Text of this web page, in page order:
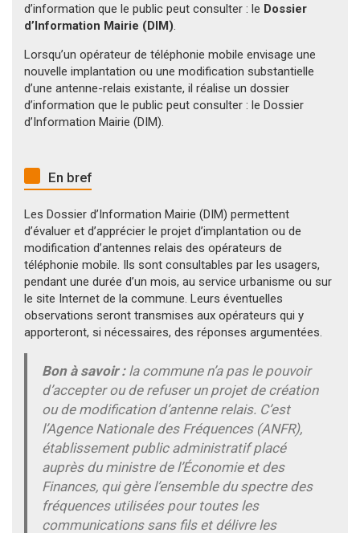
d’information que le public peut consulter : le Dossier
d’Information Mairie (DIM).
Lorsqu’un opérateur de téléphonie mobile envisage une
nouvelle implantation ou une modification substantielle
d’une antenne-relais existante, il réalise un dossier
d’information que le public peut consulter : le Dossier
d’Information Mairie (DIM).
En bref
Les Dossier d’Information Mairie (DIM) permettent
d’évaluer et d’apprécier le projet d’implantation ou de
modification d’antennes relais des opérateurs de
téléphonie mobile. Ils sont consultables par les usagers,
pendant une durée d’un mois, au service urbanisme ou sur
le site Internet de la commune. Leurs éventuelles
observations seront transmises aux opérateurs qui y
apporteront, si nécessaires, des réponses argumentées.
Bon à savoir :la commune n’a pas le pouvoir
d’accepter ou de refuser un projet de création
ou de modification d’antenne relais. C’est
l’Agence Nationale des Fréquences (ANFR),
établissement public administratif placé
auprès du ministre de l’Économie et des
Finances, qui gère l’ensemble du spectre des
fréquences utilisées pour toutes les
communications sans fils et délivre les